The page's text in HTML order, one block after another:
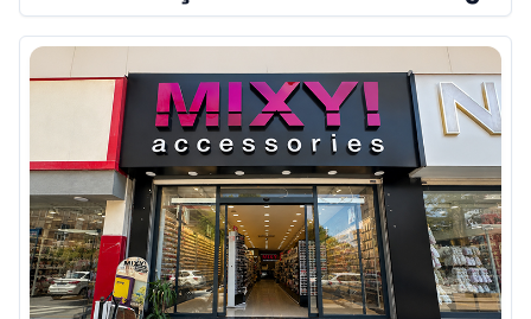
Onur Akdeniz ile Özel Röportaj